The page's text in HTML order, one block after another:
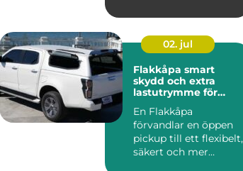
landskap bara m...
02. jul
Flakkåpa smart
skydd och extra
lastutrymme för
En Flakkåpa
förvandlar en öppen
pickup till ett flexibelt,
säkert och mer